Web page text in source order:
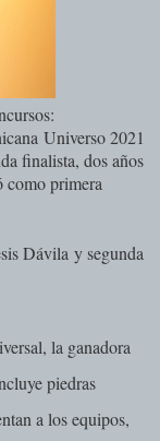
Universo 2021
finalista, dos años
como primera
Dávila y segunda
la ganadora
piedras
a los equipos,